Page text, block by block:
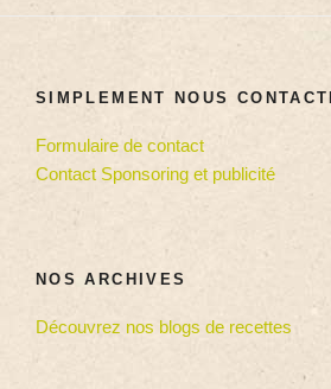
SIMPLEMENT NOUS
Formulaire de contact
Contact Sponsoring et publicité
NOS ARCHIVES
Découvrez nos blogs de recettes